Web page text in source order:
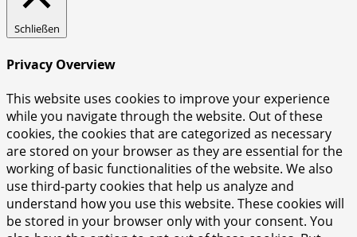
Schließen
Privacy Overview
This website uses cookies to improve your experience
while you navigate through the website. Out of these
cookies, the cookies that are categorized as necessary
are stored on your browser as they are essential for the
working of basic functionalities of the website. We also
use third-party cookies that help us analyze and
understand how you use this website. These cookies will
be stored in your browser only with your consent. You